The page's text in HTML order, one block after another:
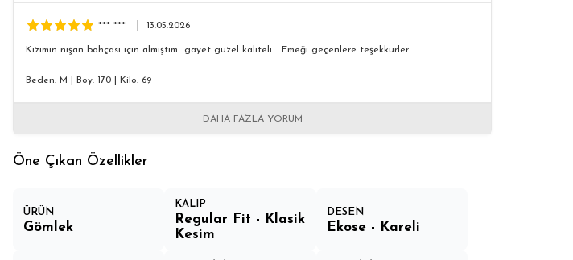
*** *** 13.05.2026
Kızımın nişan bohçası için almıştım....gayet güzel kaliteli.... Emeği geçenlere teşekkürler
Beden: M Boy: 170 Kilo: 69
DAHA FAZLA YORUM
Öne Çıkan Özellikler
ÜRÜN
Gömlek
KALIP
Regular Fit - Klasik
Kesim
DESEN
Ekose - Kareli